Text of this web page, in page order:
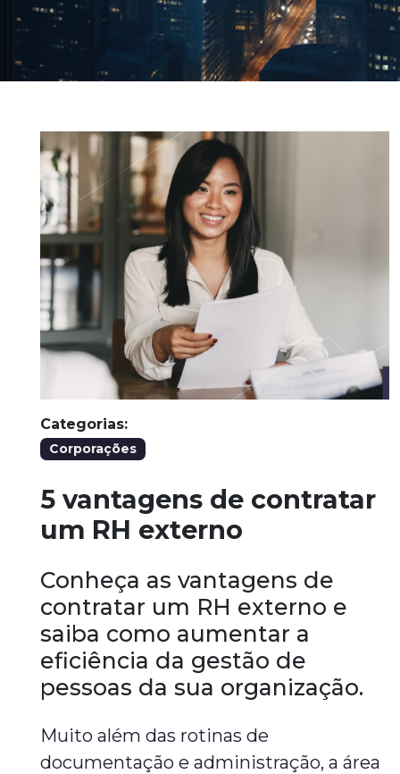
Categorias:
Corporações
5 vantagens de contratar
um RH externo
Conheça as vantagens de
contratar um RH externo e
saiba como aumentar a
eficiência da gestão de
pessoas da sua organização.
Muito além das rotinas de
documentação e administração, a área